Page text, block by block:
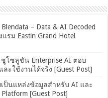
– Data & AI Decoded
รม Eastin Grand Hotel
โซลูชัน Enterprise AI ตอบ
ะใช้งานได้จริง [Guest Post]
เป็นแหล่งข้อมูลสำหรับ AI และ
[Guest Post]